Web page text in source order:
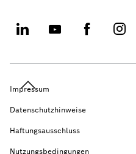
Impressum
Datenschutzhinweise
Haftungsausschluss
Nutzungsbedingungen